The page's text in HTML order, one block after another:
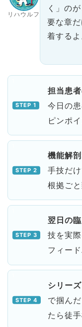
リハウルフ
く」の
要な章
着するよ
担当患
今日の
ピンポ
機能解
手技だ
根拠ごと
翌日の
技を実
フィー
シリー
で掴ん
たら徒